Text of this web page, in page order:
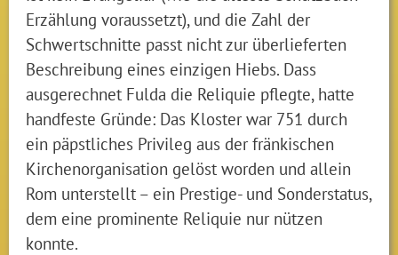
Erzählung voraussetzt), und die Zahl der
Schwertschnitte passt nicht zur überlieferten
Beschreibung eines einzigen Hiebs. Dass
ausgerechnet Fulda die Reliquie pflegte, hatte
handfeste Gründe: Das Kloster war 751 durch
ein päpstliches Privileg aus der fränkischen
Kirchenorganisation gelöst worden und allein
Rom unterstellt – ein Prestige- und Sonderstatus,
dem eine prominente Reliquie nur nützen
konnte.